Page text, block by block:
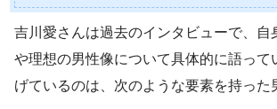
吉川愛さんは過去のインタビューで、自
や理想の男性像について具体的に語って
げているのは、次のような要素を持った